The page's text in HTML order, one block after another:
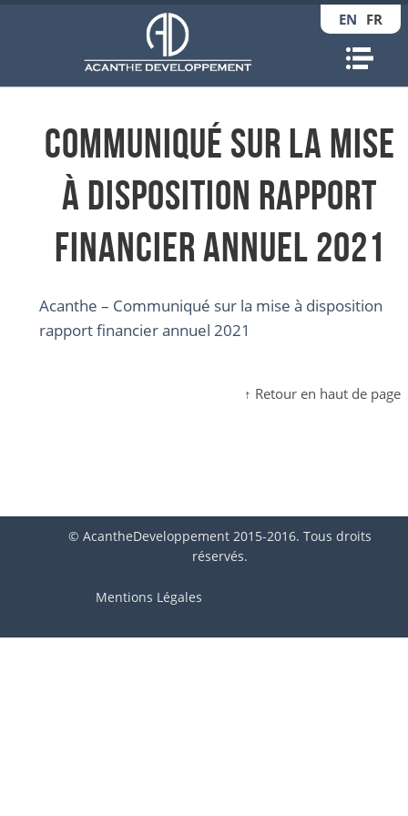
EN FR
Communiqué sur la mise
à disposition rapport
financier annuel 2021
Acanthe – Communiqué sur la mise à disposition
rapport financier annuel 2021
↑ Retour en haut de page
© AcantheDeveloppement 2015-2016. Tous droits
réservés.
Mentions Légales